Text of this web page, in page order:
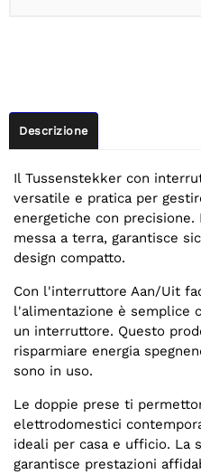
Descrizione
Il Tussenstekker con
versatile e pratica per
energetiche con
messa a terra, garantisce
design compatto.
Con l'interruttore Aan/Uit
l'alimentazione è semplice
un interruttore. Questo
risparmiare energia
sono in uso.
Le doppie prese ti
elettrodomestici
ideali per casa e ufficio. La
garantisce prestazioni